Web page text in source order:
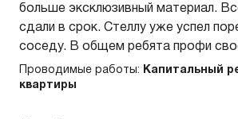
больше эксклюзивный материал.
сдали в срок. Стеллу уже успел
соседу. В общем ребята профи
Проводимые работы:
Капитальный
квартиры